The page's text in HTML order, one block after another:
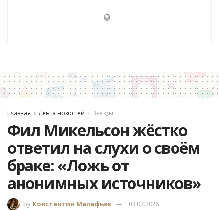
Главная Лента новостей Звезды
Фил Микельсон жёстко
ответил на слухи о своём
браке: «Ложь от
анонимных источников»
by Константин Малафьев 03.07.2026